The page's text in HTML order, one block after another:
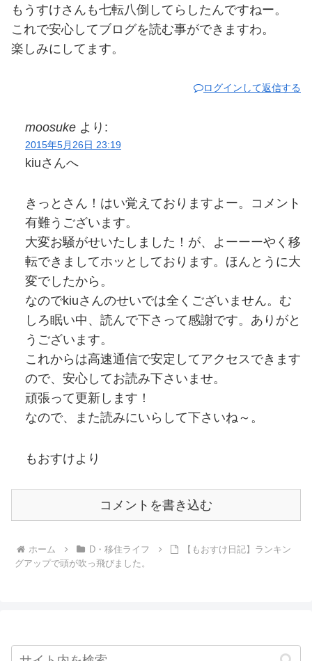
もうすけさんも七転八倒してらしたんですねー。
これで安心してブログを読む事ができますわ。
楽しみにしてます。
ログインして返信する
moosuke より:
2015年5月26日 23:19
kiuさんへ
きっとさん！はい覚えておりますよー。コメント
有難うございます。
大変お騒がせいたしました！が、よーーーやく移
転できましてホッとしております。ほんとうに大
変でしたから。
なのでkiuさんのせいでは全くございません。む
しろ眠い中、読んで下さって感謝です。ありがと
うございます。
これからは高速通信で安定してアクセスできます
ので、安心してお読み下さいませ。
頑張って更新します！
なので、また読みにいらして下さいね～。
もおすけより
コメントを書き込む
ホーム D・移住ライフ
【もおすけ日記】ランキン
グアップで頭が吹っ飛びました。